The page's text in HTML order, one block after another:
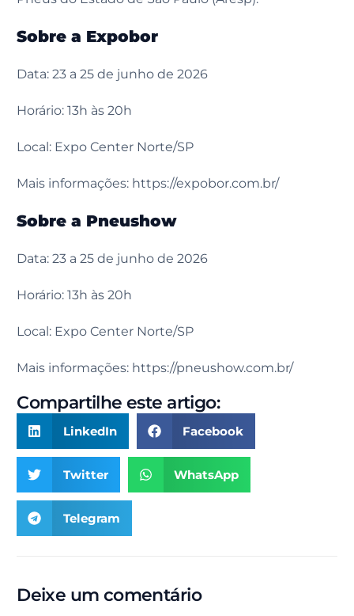
Sobre a Expobor
Data: 23 a 25 de junho de 2026
Horário: 13h às 20h
Local: Expo Center Norte/SP
Mais informações: https://expobor.com.br/
Sobre a Pneushow
Data: 23 a 25 de junho de 2026
Horário: 13h às 20h
Local: Expo Center Norte/SP
Mais informações: https://pneushow.com.br/
Compartilhe este artigo:
LinkedIn Facebook
Twitter WhatsApp
Telegram
Deixe um comentário